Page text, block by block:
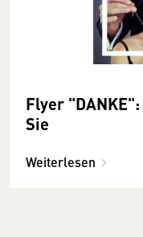
Flyer
Sie
Weiterlesen